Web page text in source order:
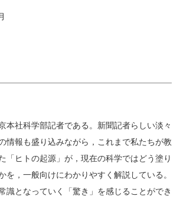
本社科学部記者である。新聞記者らしい淡々
情報も盛り込みながら，これまで私たちが教
「ヒトの起源」が，現在の科学ではどう塗り
を，一般向けにわかりやすく解説している。
識となっていく「驚き」を感じることができ